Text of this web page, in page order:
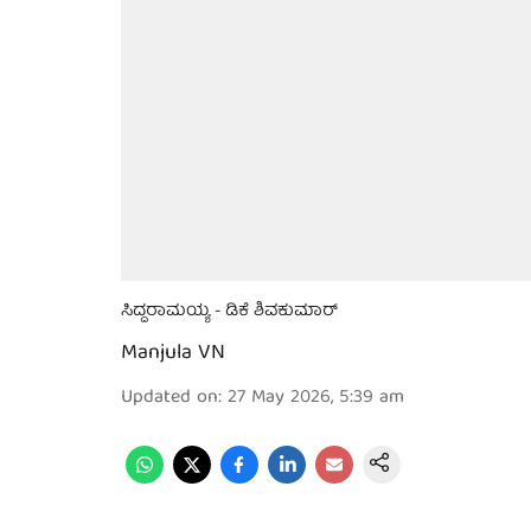
ಸಿದ್ದರಾಮಯ್ಯ - ಡಿಕೆ ಶಿವಕುಮಾರ್
Manjula VN
Updated on:27 May 2026, 5:39 am